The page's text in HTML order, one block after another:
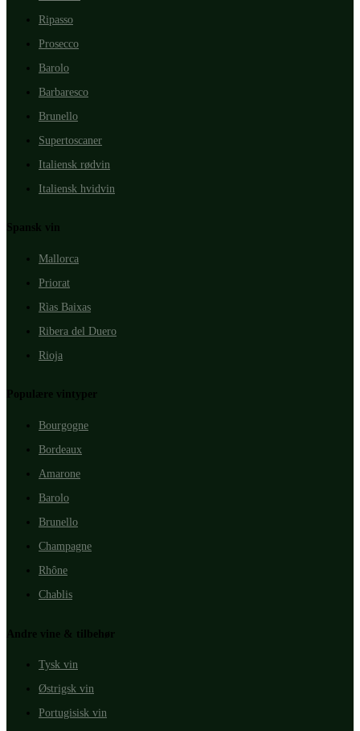
Ripasso
Prosecco
Barolo
Barbaresco
Brunello
Supertoscaner
Italiensk rødvin
Italiensk hvidvin
Spansk vin
Mallorca
Priorat
Rìas Baixas
Ribera del Duero
Rioja
Populære vintyper
Bourgogne
Bordeaux
Amarone
Barolo
Brunello
Champagne
Rhône
Chablis
Andre vine & tilbehør
Tysk vin
Østrigsk vin
Portugisisk vin